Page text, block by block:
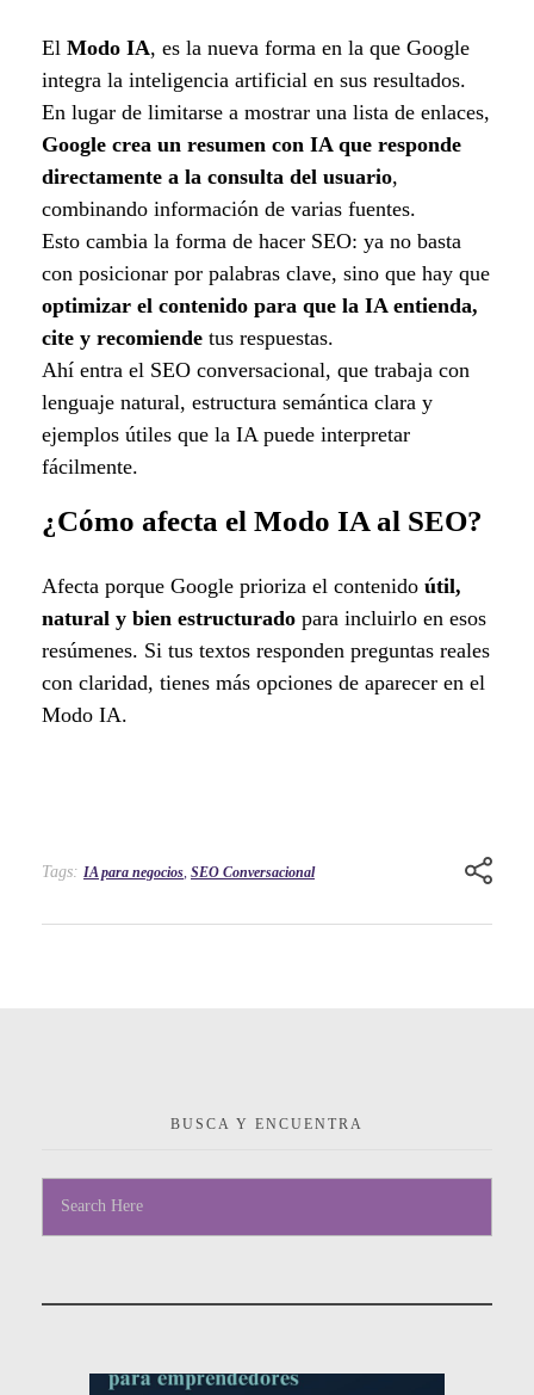
El Modo IA, es la nueva forma en la que Google
integra la inteligencia artificial en sus resultados.
En lugar de limitarse a mostrar una lista de enlaces,
Google crea un resumen con IA que responde
directamente a la consulta del usuario,
combinando información de varias fuentes.
Esto cambia la forma de hacer SEO: ya no basta
con posicionar por palabras clave, sino que hay que
optimizar el contenido para que la IA entienda,
cite y recomiende tus respuestas.
Ahí entra el SEO conversacional, que trabaja con
lenguaje natural, estructura semántica clara y
ejemplos útiles que la IA puede interpretar
fácilmente.
¿Cómo afecta el Modo IA al SEO?
Afecta porque Google prioriza el contenido útil,
natural y bien estructurado para incluirlo en esos
resúmenes. Si tus textos responden preguntas reales
con claridad, tienes más opciones de aparecer en el
Modo IA.
Tags: IA para negocios, SEO Conversacional
BUSCA Y ENCUENTRA